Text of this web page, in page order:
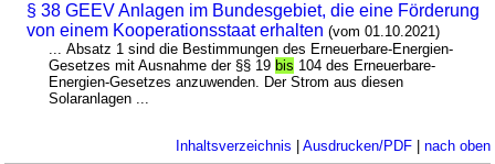
§ 38 GEEV Anlagen im Bundesgebiet, die eine Förderung
von einem Kooperationsstaat erhalten (vom 01.10.2021)
... Absatz 1 sind die Bestimmungen des Erneuerbare-Energien-
Gesetzes mit Ausnahme der §§ 19 bis 104 des Erneuerbare-
Energien-Gesetzes anzuwenden. Der Strom aus diesen
Solaranlagen ...
Inhaltsverzeichnis Ausdrucken/PDF| nach oben